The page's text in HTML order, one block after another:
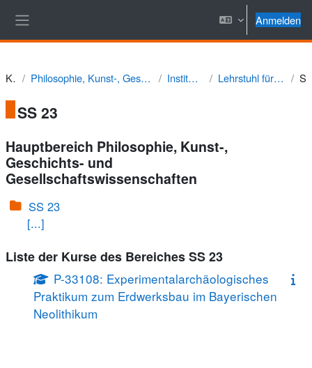
Anmelden
Kurse Philosophie, Kunst-, Geschichts- und Gesellschaftswissenschaften Institut für Geschichte Lehrstuhl für Vor- und Frühgeschichte
SS 23
Hauptbereich Philosophie, Kunst-,
Geschichts- und
Gesellschaftswissenschaften
SS 23
[...]
Liste der Kurse des Bereiches SS 23
P-33108: Experimentalarchäologisches
Praktikum zum Erdwerksbau im Bayerischen
Neolithikum